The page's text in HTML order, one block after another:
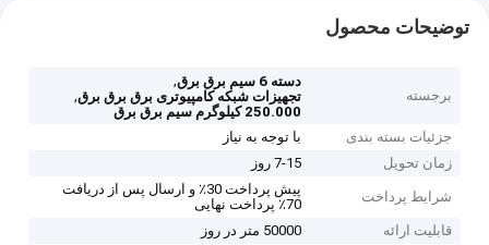
توضیحات محصول
برجسته
دسته 6 سیم برق برق
,
تجهیزات شبکه کامپیوتری برق برق برق,
250.000 کيلوگرم سيم برق برق
جزئیات بسته بندی
با توجه به نیاز
زمان تحویل
7-15 روز
شرایط پرداخت
پیش پرداخت 30٪ و ارسال پس از دریافت
70٪ پرداخت نهایی
قابلیت ارائه
50000 متر در روز